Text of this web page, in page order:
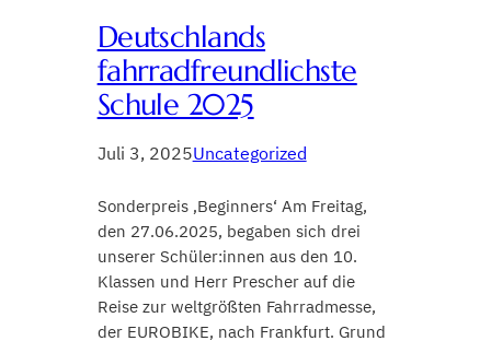
Deutschlands
fahrradfreundlichste
Schule 2025
Juli 3, 2025Uncategorized
Sonderpreis ‚Beginners‘ Am Freitag,
den 27.06.2025, begaben sich drei
unserer Schüler:innen aus den 10.
Klassen und Herr Prescher auf die
Reise zur weltgrößten Fahrradmesse,
der EUROBIKE, nach Frankfurt. Grund